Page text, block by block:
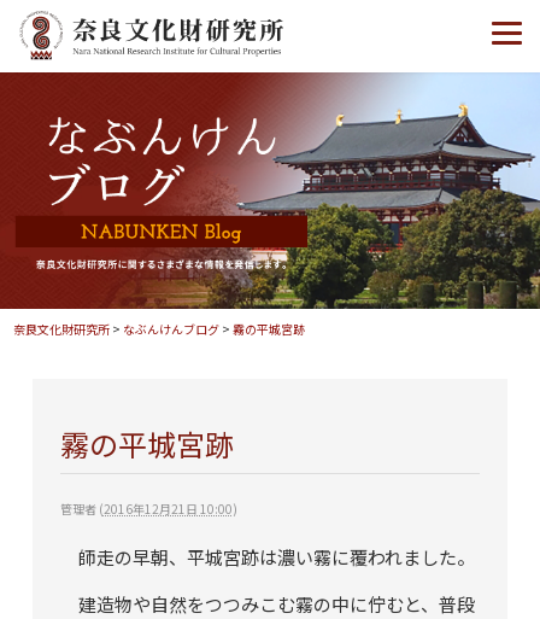
奈良文化財研究所 > なぶんけんブログ >霧の平城宮跡
霧の平城宮跡
管理者(2016年12月21日 10:00)
師走の早朝、平城宮跡は濃い霧に覆われました。
建造物や自然をつつみこむ霧の中に佇むと、普段